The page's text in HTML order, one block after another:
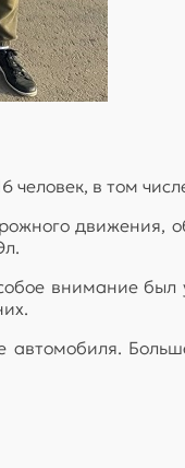
человек, в том
движения,
внимание был